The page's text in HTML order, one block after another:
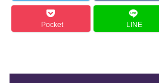
Pocket LINE